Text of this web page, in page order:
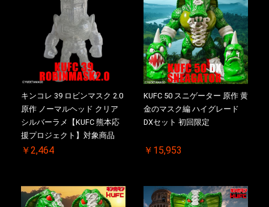
キンコレ 39 ロビンマスク 2.0
原作 ノーマルヘッド クリア
シルバーラメ【KUFC 熊本応
援プロジェクト】対象商品
￥2,464
KUFC 50 スニゲーター 原作 黄
金のマスク編 ハイグレード
DXセット 初回限定
￥15,953